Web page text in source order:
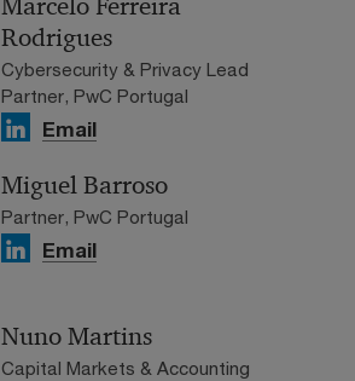
Marcelo Ferreira
Rodrigues
Cybersecurity & Privacy Lead
Partner, PwC Portugal
Email
Miguel Barroso
Partner, PwC Portugal
Email
Nuno Martins
Capital Markets & Accounting